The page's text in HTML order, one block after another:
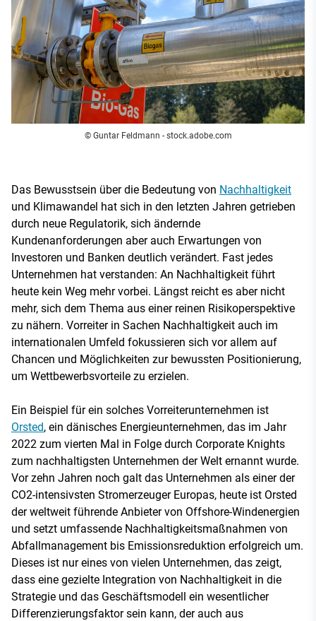
© Guntar Feldmann - stock.adobe.com
Das Bewusstsein über die Bedeutung von Nachhaltigkeit
und Klimawandel hat sich in den letzten Jahren getrieben
durch neue Regulatorik, sich ändernde
Kundenanforderungen aber auch Erwartungen von
Investoren und Banken deutlich verändert. Fast jedes
Unternehmen hat verstanden: An Nachhaltigkeit führt
heute kein Weg mehr vorbei. Längst reicht es aber nicht
mehr, sich dem Thema aus einer reinen Risikoperspektive
zu nähern. Vorreiter in Sachen Nachhaltigkeit auch im
internationalen Umfeld fokussieren sich vor allem auf
Chancen und Möglichkeiten zur bewussten Positionierung,
um Wettbewerbsvorteile zu erzielen.
Ein Beispiel für ein solches Vorreiterunternehmen ist
Orsted, ein dänisches Energieunternehmen, das im Jahr
2022 zum vierten Mal in Folge durch Corporate Knights
zum nachhaltigsten Unternehmen der Welt ernannt wurde.
Vor zehn Jahren noch galt das Unternehmen als einer der
CO2-intensivsten Stromerzeuger Europas, heute ist Orsted
der weltweit führende Anbieter von Offshore-Windenergien
und setzt umfassende Nachhaltigkeitsmaßnahmen von
Abfallmanagement bis Emissionsreduktion erfolgreich um.
Dieses ist nur eines von vielen Unternehmen, das zeigt,
dass eine gezielte Integration von Nachhaltigkeit in die
Strategie und das Geschäftsmodell ein wesentlicher
Differenzierungsfaktor sein kann, der auch aus